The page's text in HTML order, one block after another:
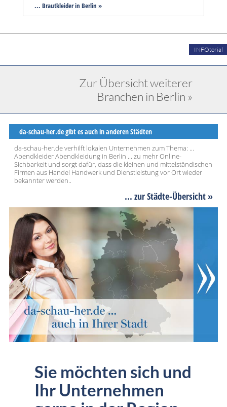
... Brautkleider in Berlin »
INFOtorial
Zur Übersicht weiterer
Branchen in Berlin »
da-schau-her.de gibt es auch in anderen Städten
da-schau-her.de verhilft lokalen Unternehmen zum Thema: ...
Abendkleider Abendkleidung in Berlin ... zu mehr Online-
Sichbarkeit und sorgt dafür, dass die kleinen und mittelständischen
Firmen aus Handel Handwerk und Dienstleistung vor Ort wieder
bekannter werden..
... zur Städte-Übersicht »
Sie möchten sich und
Ihr Unternehmen